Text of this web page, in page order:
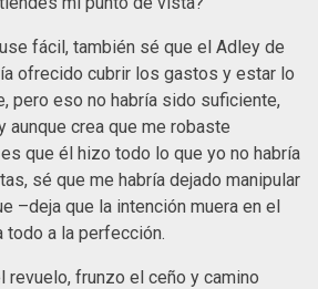
fácil, también sé que el Adley de
ofrecido cubrir los gastos y estar lo
pero eso no habría sido suficiente,
aunque crea que me robaste
que él hizo todo lo que yo no habría
sé que me habría dejado manipular
–deja que la intención muera en el
todo a la perfección.
revuelo, frunzo el ceño y camino